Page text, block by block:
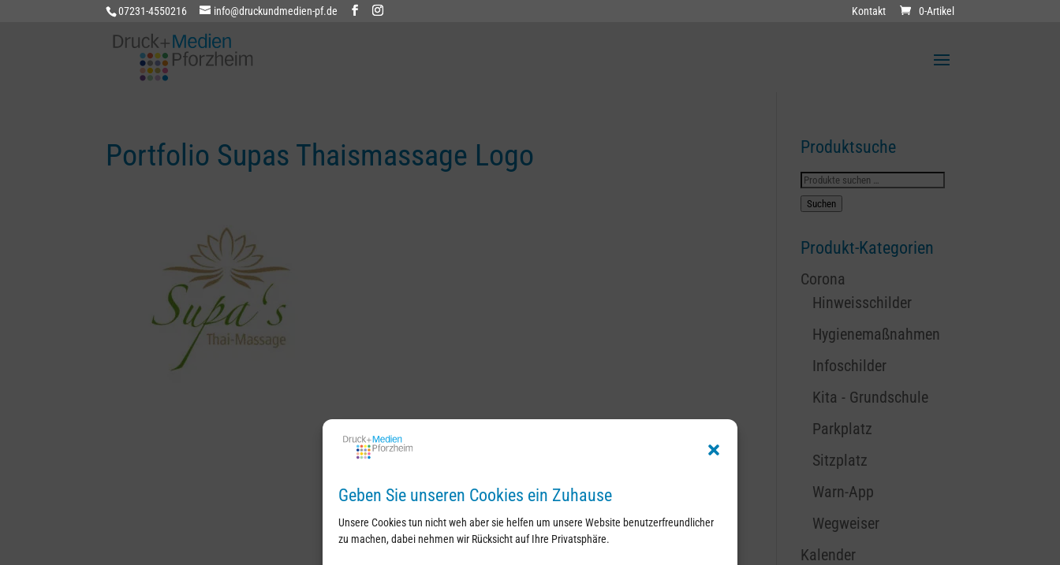
Geben Sie unseren Cookies ein Zuhause
Unsere Cookies tun nicht weh aber sie helfen um unsere Website benutzerfreundlicher
zu machen, dabei nehmen wir Rücksicht auf Ihre Privatsphäre.
07231-4550216 info@druckundmedien-pf.de Kontakt 0-Artikel
Portfolio Supas Thaismassage Logo Produktsuche
Suchen
nach:
Suchen
Produkt-Kategorien
Corona
Hinweisschilder
Hygienemaßnahmen
Infoschilder
Kita - Grundschule
Parkplatz
Sitzplatz
Warn-App
Wegweiser
Kalender